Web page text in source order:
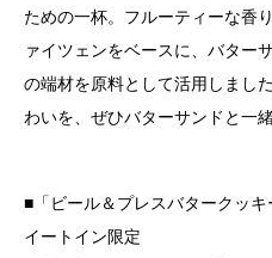
ための一杯。フルーティーな香
ァイツェンをベースに、バター
の端材を原料として活用しまし
わいを、ぜひバターサンドと一
■「ビール＆プレスバタークッ
イートイン限定